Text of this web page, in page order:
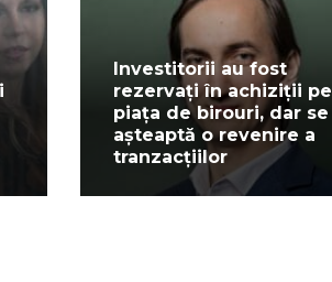
Investitorii au fost
rezervați în achiziții pe
piața de birouri, dar se
așteaptă o revenire a
tranzacțiilor